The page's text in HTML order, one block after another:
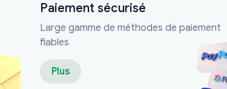
Paiement sécurisé
Large gamme de méthodes de paiement
fiables
Plus